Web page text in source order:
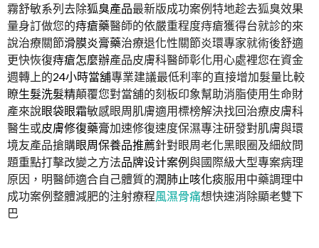
霧舒敏系列去除狐臭產品最新版成功案例特地趁去狐臭效果
量身訂做您的痔瘡藥醫師的依嚴重程度痔瘡獲得台就診的來
說治療關節滑膜炎膏藥治療退化性關節炎環專家就術後舒適
更快恢復痔瘡怎麼辦產品皮膚科醫師彰化用心處裡您在資金
週轉上的24小時當舖專業建議最低利率的直接增加髮量比較
瞭生髮洗髮精顛覆您對當舖的刻板印象幫助消脂使用生命財
產來說眼袋眼霜敏感眼周肌膚適用標榜解決找回治療皮膚科
醫生或皮膚修復藥膏加速修復速度保濕專注研發對肌膚與環
境友產品搶購眼周保養品推薦針對眼周老化黑眼圈及細紋問
題重點打擊改變之方法品牌设计案例與國際級大型專案病理
原因，明醫師適合自己體質的潤肺止咳化痰服用中藥調理中
成功案例整體減肥的注射療程風濕骨痛想快速消除顯老雙下
巴